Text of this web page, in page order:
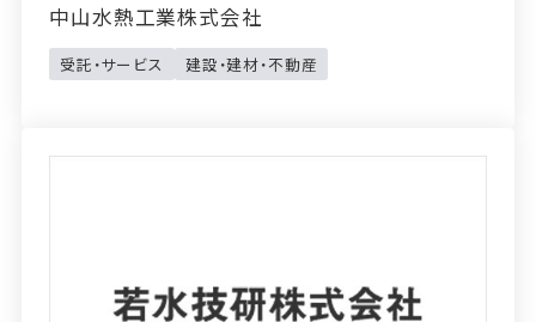
中山水熱工業株式会社
受託・サービス 建設・建材・不動産